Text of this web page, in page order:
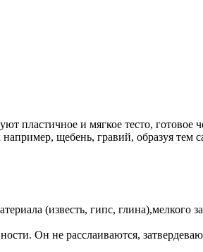
и мягкое тесто, готовое
щебень, гравий, образуя тем
(известь, гипс, глина),мелкого
Он не расслаиваются,